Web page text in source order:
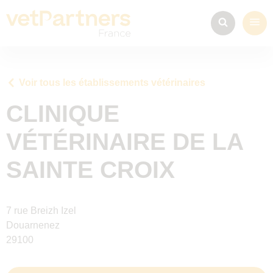
Voir tous les établissements vétérinaires
CLINIQUE
VÉTÉRINAIRE DE LA
SAINTE CROIX
7 rue Breizh Izel
Douarnenez
29100